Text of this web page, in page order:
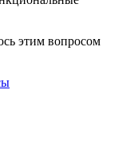
этим вопросом